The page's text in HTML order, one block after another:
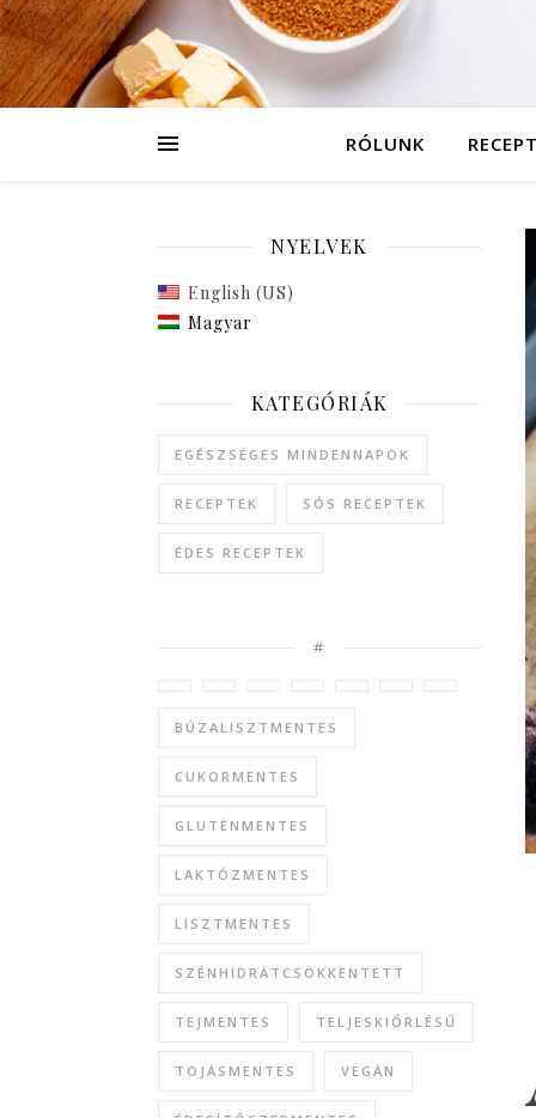
RÓLUNK
NYELVEK
English (US)
Magyar
KATEGÓRIÁK
EGÉSZSÉGES MINDENNAPOK
RECEPTEK SÓS RECEPTEK
ÉDES RECEPTEK
#
BÚZALISZTMENTES
CUKORMENTES
GLUTÉNMENTES
LAKTÓZMENTES
LISZTMENTES
SZÉNHIDRÁTCSÖKKENTETT
TEJMENTES TELJESKIŐRLÉSŰ
TOJÁSMENTES VEGÁN